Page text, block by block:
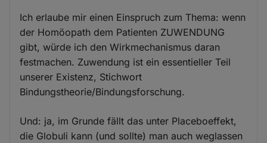
Ich erlaube mir einen Einspruch zum Thema: wenn
der Homöopath dem Patienten ZUWENDUNG
gibt, würde ich den Wirkmechanismus daran
festmachen. Zuwendung ist ein essentieller Teil
unserer Existenz, Stichwort
Bindungstheorie/Bindungsforschung.
Und: ja, im Grunde fällt das unter Placeboeffekt,
die Globuli kann (und sollte) man auch weglassen